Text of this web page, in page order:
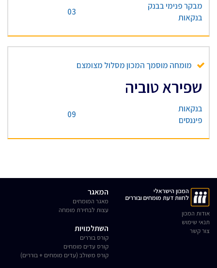
מבקר פנימי בבנק
בנקאות
03
מומחה מוסמך המכון מסלול מצומצם
שפירא טוביה
בנקאות
פיננסים
09
המכון הישראלי
לחוות דעת מומחים ובוררים
אודות המכון
תנאי שימוש
צור קשר
המאגר
מאגר המומחים
עצות לבחירת מומחה
השתלמויות
קורס בוררים
קורס עדים מומחים
קורס משולב (עדים מומחים + בוררים)